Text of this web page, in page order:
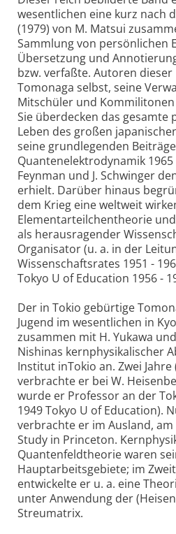
wesentlichen eine kurz nach
(1979) von M. Matsui
Sammlung von persönlichen
Übersetzung und
bzw. verfaßte. Autoren
Tomonaga selbst, seine
Mitschüler und Kommilitonen
Sie überdecken das
Leben des großen
seine grundlegenden
Quantenelektrodynamik 1965
Feynman und J. Schwinger
erhielt. Darüber hinaus
dem Krieg eine weltweit
Elementarteilchentheorie
als herausragender
Organisator (u. a. in der
Wissenschaftsrates 1951 -
Tokyo U of Education 1956 -
Der in Tokio gebürtige
Jugend im wesentlichen in
zusammen mit H. Yukawa
Nishinas kernphysikalischer
Institut inTokio an. Zwei Jahre
verbrachte er bei W.
wurde er Professor an der
1949 Tokyo U of Education).
verbrachte er im Ausland,
Study in Princeton.
Quantenfeldtheorie waren
Hauptarbeitsgebiete; im
entwickelte er u. a. eine
unter Anwendung der
Streumatrix.